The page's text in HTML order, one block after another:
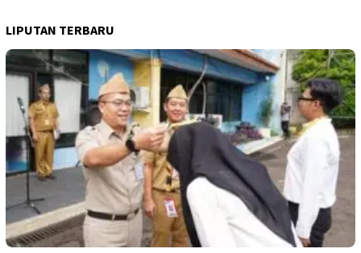
LIPUTAN TERBARU